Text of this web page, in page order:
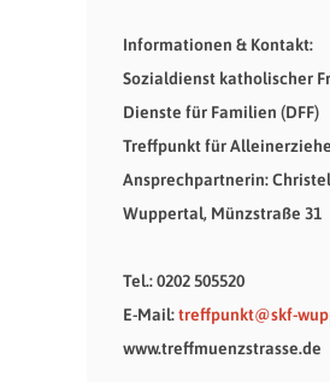
Informationen & Kontakt:
Sozialdienst katholischer
Dienste für Familien (DFF)
Treffpunkt für
Ansprechpartnerin:
Wuppertal, Münzstraße 31
Tel.: 0202 505520
E-Mail:treffpunkt@skf-
www.treffmuenzstrasse.de